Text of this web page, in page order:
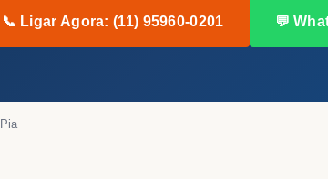
📞 Ligar Agora: (11) 95960-0201 💬